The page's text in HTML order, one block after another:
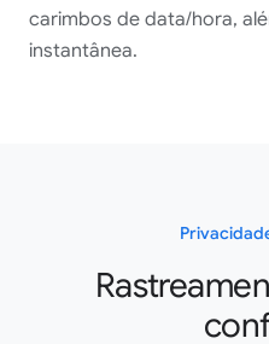
carimbos de data/hora,
instantânea.